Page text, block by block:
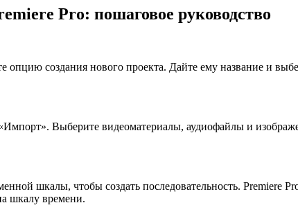
Pro: пошаговое руководство
опцию создания нового проекта. Дайте ему название и
Выберите видеоматериалы, аудиофайлы и
шкалы, чтобы создать последовательность. Premiere
шкалу времени.